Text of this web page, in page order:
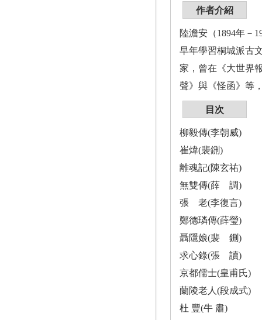
作者介紹
陸澹安（1894年－
早年學習桐城派古
家，曾在《大世界
聲》與《怪函》等
目次
柳毅傳(李朝威)
崔煒(裴鉶)
離魂記(陳玄祐)
無雙傳(薛 調)
張 老(李復言)
鄭德璘傳(薛瑩)
聶隱娘(裴 鉶)
求心錄(張 讀)
京都儒士(皇甫氏)
蘭陵老人(段成式)
杜 豐(牛 肅)